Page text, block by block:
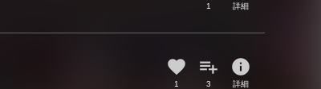
1 詳細
1 3
info
詳細